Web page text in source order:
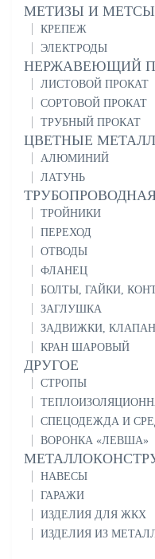
МЕТИЗЫ И
КРЕПЕЖ
ЭЛЕКТРОДЫ
НЕРЖАВЕЮЩИЙ
ЛИСТОВОЙ ПРОКАТ
СОРТОВОЙ ПРОКАТ
ТРУБНЫЙ ПРОКАТ
ЦВЕТНЫЕ
АЛЮМИНИЙ
ЛАТУНЬ
ТРОЙНИКИ
ПЕРЕХОД
ОТВОДЫ
ФЛАНЕЦ
БОЛТЫ, ГАЙКИ,
ЗАГЛУШКА
ЗАДВИЖКИ,
КРАН ШАРОВЫЙ
ДРУГОЕ
СТРОПЫ
СПЕЦОДЕЖДА И
ВОРОНКА «ЛЕВША»
НАВЕСЫ
ГАРАЖИ
ИЗДЕЛИЯ ДЛЯ ЖКХ
ИЗДЕЛИЯ ИЗ